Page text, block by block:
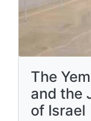
The
and the
of Israel